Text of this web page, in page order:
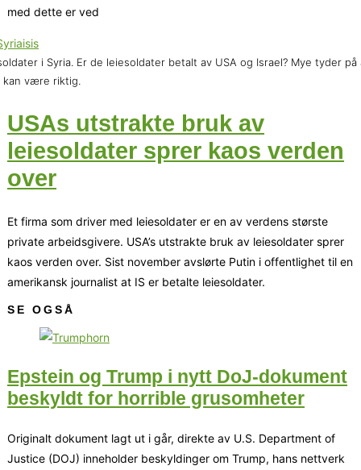
med dette er ved
i Syria. Er de leiesoldater betalt av USA og Israel? Mye tyder på
kan være riktig.
USAs utstrakte bruk av
leiesoldater sprer kaos verden
over
Et firma som driver med leiesoldater er en av verdens største
private arbeidsgivere. USA’s utstrakte bruk av leiesoldater sprer
kaos verden over. Sist november avslørte Putin i offentlighet til en
amerikansk journalist at IS er betalte leiesoldater.
SE OGSÅ
Epstein og Trump i nytt DoJ-dokument
beskyldt for horrible grusomheter
Originalt dokument lagt ut i går, direkte av U.S. Department of
Justice (DOJ) inneholder beskyldinger om Trump, hans nettverk